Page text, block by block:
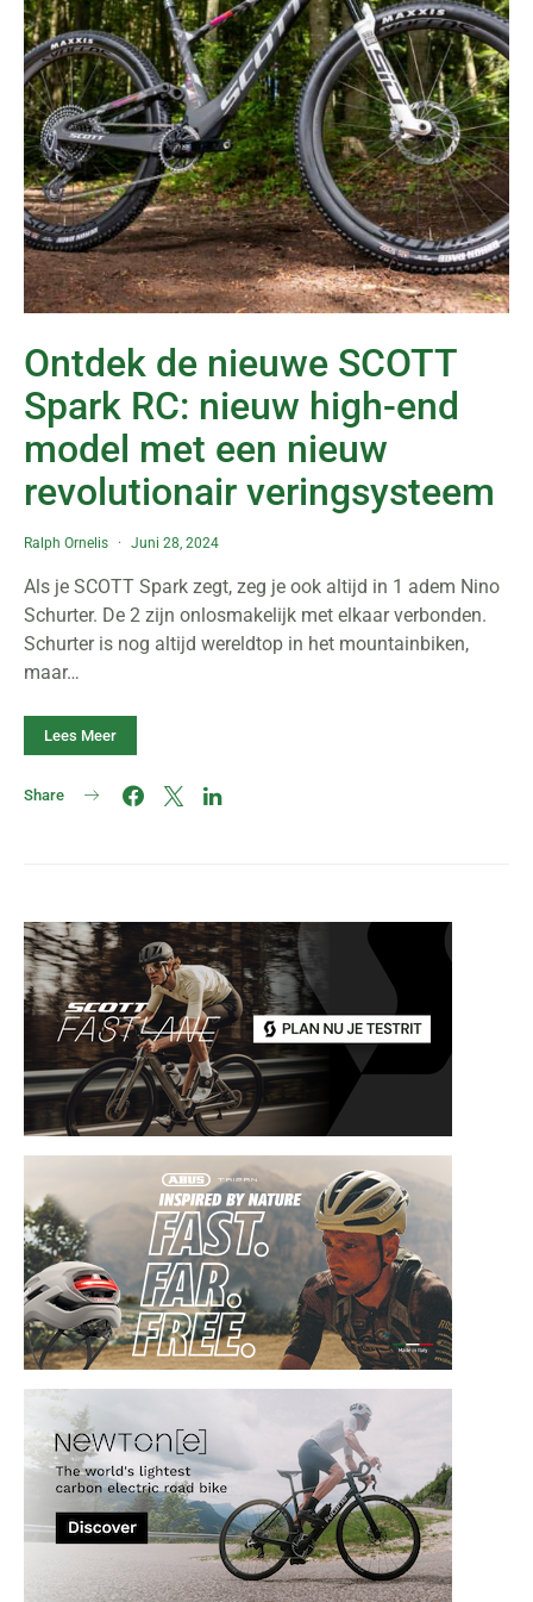
Ontdek de nieuwe SCOTT
Spark RC: nieuw high-end
model met een nieuw
revolutionair veringsysteem
Ralph Ornelis Juni 28, 2024
Als je SCOTT Spark zegt, zeg je ook altijd in 1 adem Nino
Schurter. De 2 zijn onlosmakelijk met elkaar verbonden.
Schurter is nog altijd wereldtop in het mountainbiken,
maar…
Lees Meer
Share